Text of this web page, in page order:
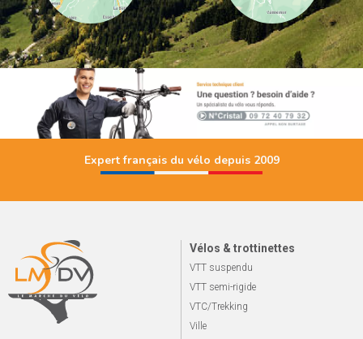
Expert français du vélo depuis 2009
Vélos & trottinettes
VTT suspendu
VTT semi-rigide
VTC/Trekking
Ville